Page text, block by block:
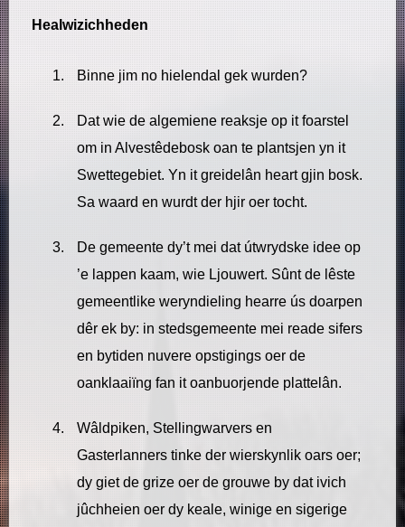
Healwizichheden
Binne jim no hielendal gek wurden?
Dat wie de algemiene reaksje op it foarstel
om in Alvestêdebosk oan te plantsjen yn it
Swettegebiet. Yn it greidelân heart gjin bosk.
Sa waard en wurdt der hjir oer tocht.
De gemeente dy’t mei dat útwrydske idee op
’e lappen kaam, wie Ljouwert. Sûnt de lêste
gemeentlike weryndieling hearre ús doarpen
dêr ek by: in stedsgemeente mei reade sifers
en bytiden nuvere opstigings oer de
oanklaaiïng fan it oanbuorjende plattelân.
Wâldpiken, Stellingwarvers en
Gasterlanners tinke der wierskynlik oars oer;
dy giet de grize oer de grouwe by dat ivich
jûchheien oer dy keale, winige en sigerige